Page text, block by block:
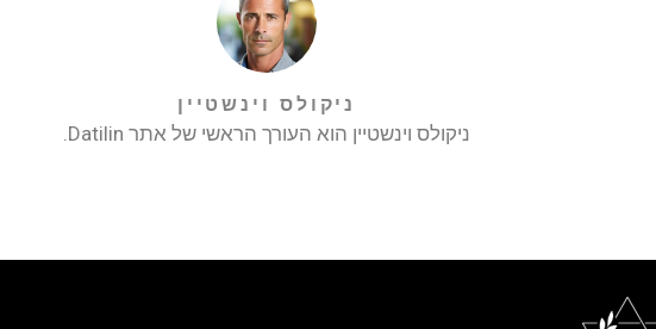
ניקולס וינשטיין
ניקולס וינשטיין הוא העורך הראשי של אתר Datilin.